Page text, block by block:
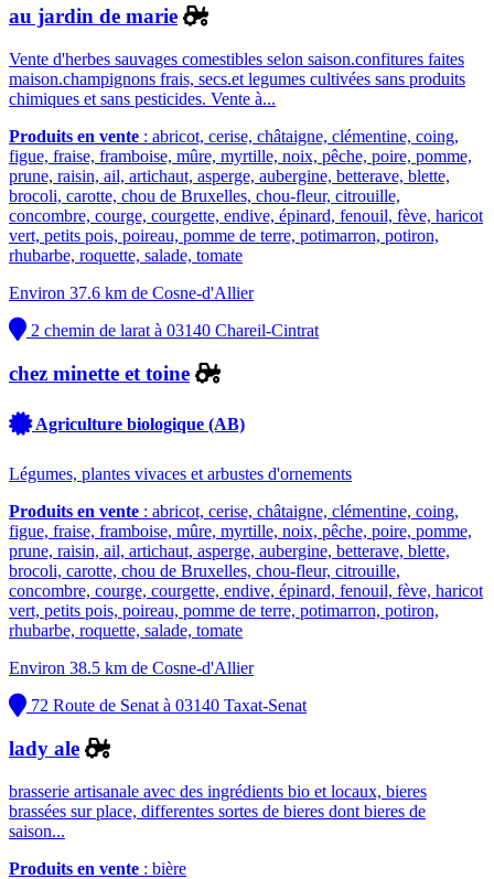
au jardin de marie
Vente d'herbes sauvages comestibles selon saison.confitures faites
maison.champignons frais, secs.et legumes cultivées sans produits
chimiques et sans pesticides. Vente à...
Produits en vente : abricot, cerise, châtaigne, clémentine, coing,
figue, fraise, framboise, mûre, myrtille, noix, pêche, poire, pomme,
prune, raisin, ail, artichaut, asperge, aubergine, betterave, blette,
brocoli, carotte, chou de Bruxelles, chou-fleur, citrouille,
concombre, courge, courgette, endive, épinard, fenouil, fève, haricot
vert, petits pois, poireau, pomme de terre, potimarron, potiron,
rhubarbe, roquette, salade, tomate
Environ 37.6 km de Cosne-d'Allier
2 chemin de larat à 03140 Chareil-Cintrat
chez minette et toine
Agriculture biologique (AB)
Légumes, plantes vivaces et arbustes d'ornements
Produits en vente : abricot, cerise, châtaigne, clémentine, coing,
figue, fraise, framboise, mûre, myrtille, noix, pêche, poire, pomme,
prune, raisin, ail, artichaut, asperge, aubergine, betterave, blette,
brocoli, carotte, chou de Bruxelles, chou-fleur, citrouille,
concombre, courge, courgette, endive, épinard, fenouil, fève, haricot
vert, petits pois, poireau, pomme de terre, potimarron, potiron,
rhubarbe, roquette, salade, tomate
Environ 38.5 km de Cosne-d'Allier
72 Route de Senat à 03140 Taxat-Senat
lady ale
brasserie artisanale avec des ingrédients bio et locaux, bieres
brassées sur place, differentes sortes de bieres dont bieres de
saison...
Produits en vente : bière